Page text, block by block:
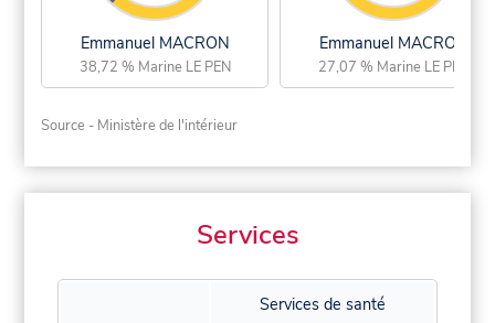
Emmanuel MACRON
38,72 % Marine LE PEN
Emmanuel MACRON
27,07 % Marine LE PEN
Source - Ministère de l'intérieur
Services
Services de santé